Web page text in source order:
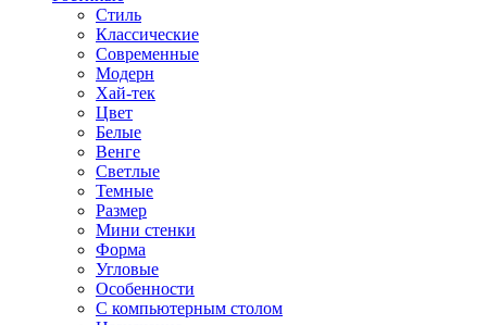
Стиль
Классические
Современные
Модерн
Хай-тек
Цвет
Белые
Венге
Светлые
Темные
Размер
Мини стенки
Форма
Угловые
Особенности
С компьютерным столом